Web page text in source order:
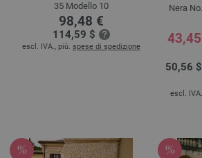
35 Modello 10
98,48 €
114,59 $
escl. IVA., più. spese di spedizione
Nera
50,56
escl.